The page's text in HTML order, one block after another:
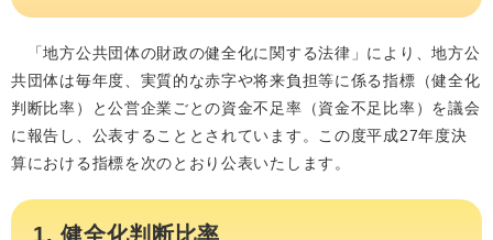
「地方公共団体の財政の健全化に関する法律」により、地方公
共団体は毎年度、実質的な赤字や将来負担等に係る指標（健全化
判断比率）と公営企業ごとの資金不足率（資金不足比率）を議会
に報告し、公表することとされています。この度平成27年度決
算における指標を次のとおり公表いたします。
1. 健全化判断比率